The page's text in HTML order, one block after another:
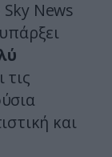
News
τις
και